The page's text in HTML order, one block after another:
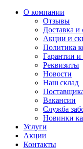
О компании
Отзывы
Доставка и
Акции и
Политика
Гарантии
Реквизиты
Новости
Наш склад
Вакансии
Служба
Новинки
Услуги
Акции
Контакты